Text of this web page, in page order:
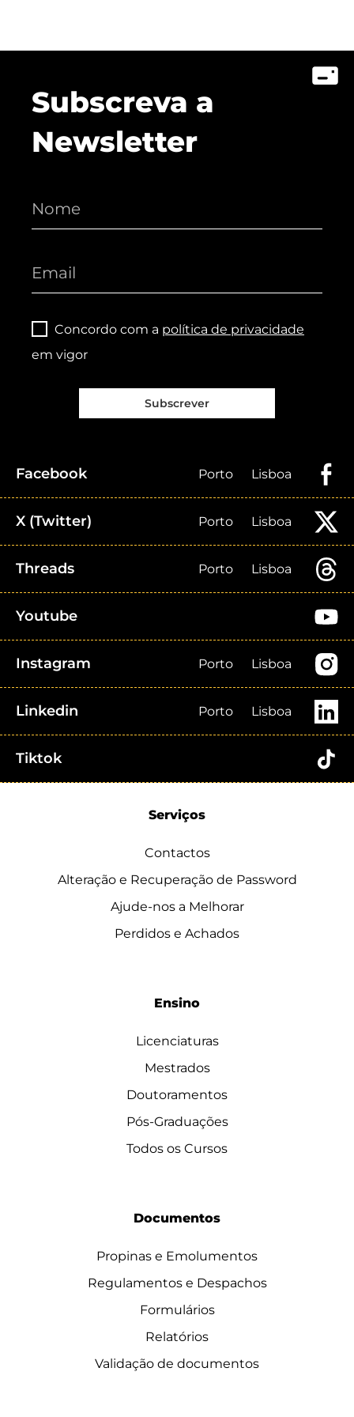
Subscreva a
Newsletter
Concordo com a política de privacidade
em vigor
Subscrever
Facebook Porto Lisboa
X (Twitter) Porto Lisboa
Threads Porto Lisboa
Youtube
Instagram Porto Lisboa
Linkedin Porto Lisboa
Tiktok
Serviços
Contactos
Alteração e Recuperação de Password
Ajude-nos a Melhorar
Perdidos e Achados
Ensino
Licenciaturas
Mestrados
Doutoramentos
Pós-Graduações
Todos os Cursos
Documentos
Propinas e Emolumentos
Regulamentos e Despachos
Formulários
Relatórios
Validação de documentos